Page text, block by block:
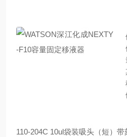
110-204C 10ul袋装吸头（短）